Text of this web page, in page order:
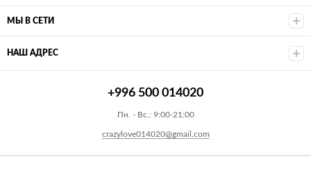
МЫ В СЕТИ
НАШ АДРЕС
+996 500 014020
Пн. - Вс.: 9:00-21:00
crazylove014020@gmail.com